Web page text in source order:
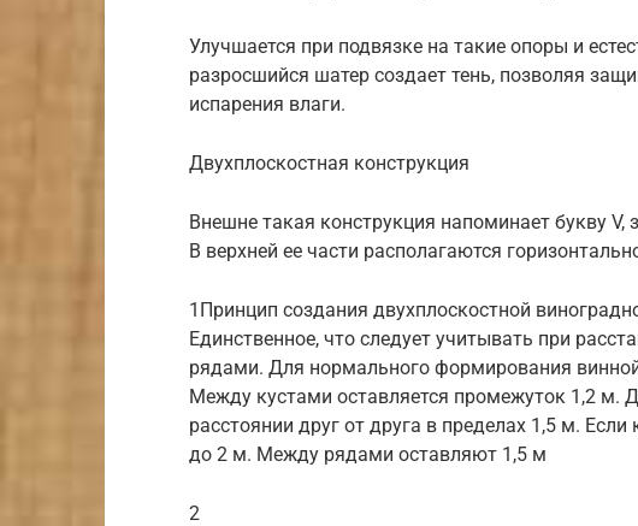
Улучшается при подвязке на такие опоры и
разросшийся шатер создает тень, позволяя
испарения влаги.
Двухплоскостная конструкция
Внешне такая конструкция напоминает букву
В верхней ее части располагаются
1Принцип создания двухплоскостной
Единственное, что следует учитывать при
рядами. Для нормального формирования
Между кустами оставляется промежуток 1,2 м.
расстоянии друг от друга в пределах 1,5 м.
до 2 м. Между рядами оставляют 1,5 м
2